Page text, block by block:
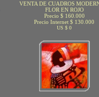
VENTA DE CUADROS
FLOR EN ROJO
Precio $ 160.000
Precio Internet $ 130.000
US $ 0